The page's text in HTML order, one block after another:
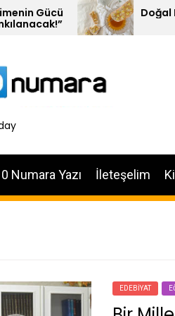
Doğal Balın 10 Özelliği
Numara Yazı İleteşelim
EDEBIYAT